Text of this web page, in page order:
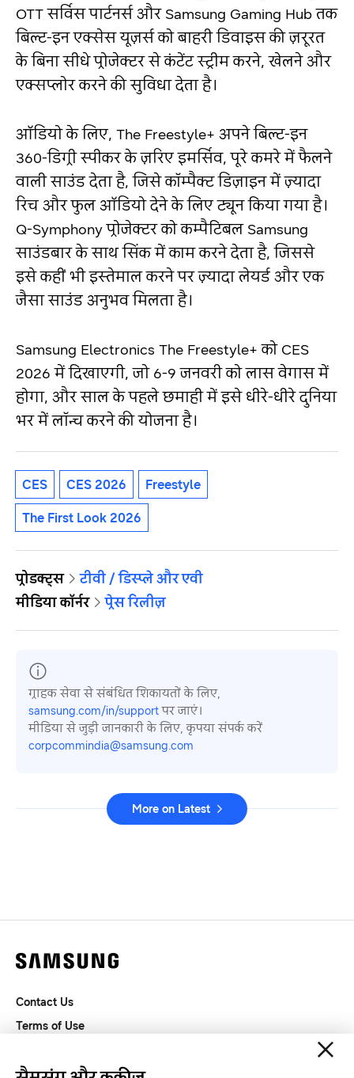
OTT सर्विस पार्टनर्स और Samsung Gaming Hub तक
बिल्ट-इन एक्सेस यूज़र्स को बाहरी डिवाइस की ज़रूरत
के बिना सीधे प्रोजेक्टर से कंटेंट स्ट्रीम करने, खेलने और
एक्सप्लोर करने की सुविधा देता है।
ऑडियो के लिए, The Freestyle+ अपने बिल्ट-इन
360-डिग्री स्पीकर के ज़रिए इमर्सिव, पूरे कमरे में फैलने
वाली साउंड देता है, जिसे कॉम्पैक्ट डिज़ाइन में ज़्यादा
रिच और फुल ऑडियो देने के लिए ट्यून किया गया है।
Q-Symphony प्रोजेक्टर को कम्पैटिबल Samsung
साउंडबार के साथ सिंक में काम करने देता है, जिससे
इसे कहीं भी इस्तेमाल करने पर ज़्यादा लेयर्ड और एक
जैसा साउंड अनुभव मिलता है।
Samsung Electronics The Freestyle+ को CES
2026 में दिखाएगी, जो 6-9 जनवरी को लास वेगास में
होगा, और साल के पहले छमाही में इसे धीरे-धीरे दुनिया
भर में लॉन्च करने की योजना है।
CES CES 2026
Freestyle
The First Look 2026
प्रोडक्ट्स
टीवी / डिस्प्ले और एवी
मीडिया कॉर्नर
प्रेस रिलीज़
ग्राहक सेवा से संबंधित शिकायतों के लिए,
samsung.com/in/supportपर जाएं।
मीडिया से जुड़ी जानकारी के लिए, कृपया संपर्क करें
corpcommindia@samsung.com
More on Latest
Contact Us
Terms of Use
SAMSUNG.COM